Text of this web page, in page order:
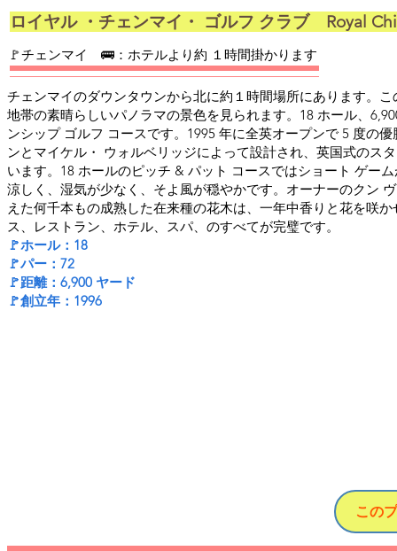
ロイヤル ・チェンマイ・ ゴルフ クラブ Royal
​🚩チェンマイ 🚌：ホテルより約 １時間掛かります
チェンマイのダウンタウンから北に約１時間場所にあります。
地帯の素晴らしいパノラマの景色を見られます。18 ホール、
ンシップ ゴルフ コースです。1995 年に全英オープンで 5 度の
ンとマイケル・ ウォルベリッジによって設計され、英国式のス
います。18 ホールのピッチ & パット コースではショート ゲー
涼しく、湿気が少なく、そよ風が穏やかです。オーナーのクン
えた何千本もの成熟した在来種の花木は、一年中香りと花を咲
ス、レストラン、ホテル、スパ、のすべてが完璧です。
🚩ホール：18
🚩パー：72
🚩距離：6,900 ヤード
🚩創立年：1996
この